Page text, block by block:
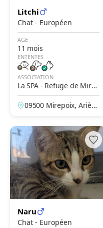
Litchi
Chat - Européen
AGE
11 mois
ENTENTES
ASSOCIATION
La SPA - Refuge de Mire
poix – Le Clergue
09500 Mirepoix, Arièg
Naru
Chat - Européen